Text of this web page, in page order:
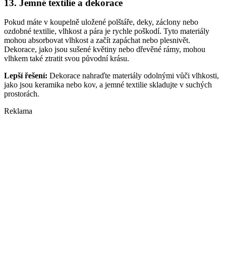
13. Jemné textilie a dekorace
Pokud máte v koupelně uložené polštáře, deky, záclony nebo
ozdobné textilie, vlhkost a pára je rychle poškodí. Tyto materiály
mohou absorbovat vlhkost a začít zapáchat nebo plesnivět.
Dekorace, jako jsou sušené květiny nebo dřevěné rámy, mohou
vlhkem také ztratit svou původní krásu.
Lepší řešení: Dekorace nahraďte materiály odolnými vůči vlhkosti,
jako jsou keramika nebo kov, a jemné textilie skladujte v suchých
prostorách.
Reklama